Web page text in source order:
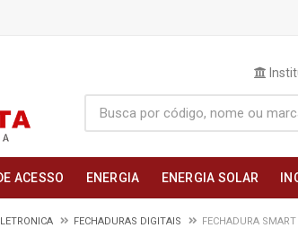
ACESSO ENERGIA ENERGIA SOLAR
FECHADURAS DIGITAIS FECHADURA